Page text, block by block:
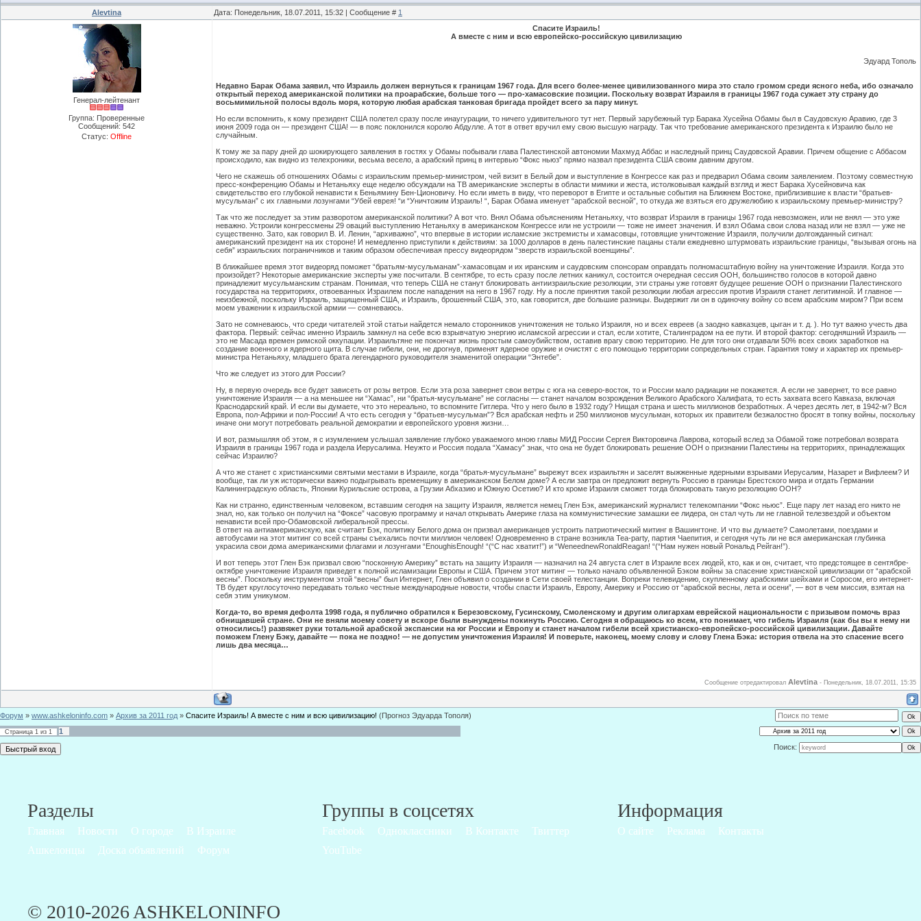
Alevtina Дата: Понедельник, 18.07.2011, 15:32 | Сообщение # 1
Генерал-лейтенант
Группа: Проверенные
Сообщений: 542
Статус: Offline
Спасите Израиль!
А вместе с ним и всю европейско-российскую цивилизацию
Эдуард Тополь
Недавно Барак Обама заявил, что Израиль должен вернуться к границам 1967 года. Для всего более-менее цивилизованного мира это стало громом среди ясного неба, ибо означало
открытый переход американской политики на проарабские, больше того — про-хамасовские позиции. Поскольку возврат Израиля в границы 1967 года сужает эту страну до
восьмимильной полосы вдоль моря, которую любая арабская танковая бригада пройдет всего за пару минут.
Но если вспомнить, к кому президент США полетел сразу после инаугурации, то ничего удивительного тут нет. Первый зарубежный тур Барака Хусейна Обамы был в Саудовскую Аравию, где 3
июня 2009 года он — президент США! — в пояс поклонился королю Абдулле. А тот в ответ вручил ему свою высшую награду. Так что требование американского президента к Израилю было не
случайным.
К тому же за пару дней до шокирующего заявления в гостях у Обамы побывали глава Палестинской автономии Махмуд Аббас и наследный принц Саудовской Аравии. Причем общение с Аббасом
происходило, как видно из телехроники, весьма весело, а арабский принц в интервью “Фокс ньюз” прямо назвал президента США своим давним другом.
Чего не скажешь об отношениях Обамы с израильским премьер-министром, чей визит в Белый дом и выступление в Конгрессе как раз и предварил Обама своим заявлением. Поэтому совместную
пресс-конференцию Обамы и Нетаньяху еще неделю обсуждали на ТВ американские эксперты в области мимики и жеста, истолковывая каждый взгляд и жест Барака Хусейновича как
свидетельство его глубокой ненависти к Беньямину Бен-Ционовичу. Но если иметь в виду, что переворот в Египте и остальные события на Ближнем Востоке, приблизившие к власти “братьев-
мусульман” с их главными лозунгами “Убей еврея! “и “Уничтожим Израиль! “, Барак Обама именует “арабской весной”, то откуда же взяться его дружелюбию к израильскому премьер-министру?
Так что же последует за этим разворотом американской политики? А вот что. Внял Обама объяснениям Нетаньяху, что возврат Израиля в границы 1967 года невозможен, или не внял — это уже
неважно. Устроили конгрессмены 29 оваций выступлению Нетаньяху в американском Конгрессе или не устроили — тоже не имеет значения. И взял Обама свои слова назад или не взял — уже не
существенно. Зато, как говорил В. И. Ленин, “архиважно”, что впервые в истории исламские экстремисты и хамасовцы, готовящие уничтожение Израиля, получили долгожданный сигнал:
американский президент на их стороне! И немедленно приступили к действиям: за 1000 долларов в день палестинские пацаны стали ежедневно штурмовать израильские границы, “вызывая огонь на
себя” израильских пограничников и таким образом обеспечивая прессу видеорядом “зверств израильской военщины”.
В ближайшее время этот видеоряд поможет “братьям-мусульманам”-хамасовцам и их иранским и саудовским спонсорам оправдать полномасштабную войну на уничтожение Израиля. Когда это
произойдет? Некоторые американские эксперты уже посчитали. В сентябре, то есть сразу после летних каникул, состоится очередная сессия ООН, большинство голосов в которой давно
принадлежит мусульманским странам. Понимая, что теперь США не станут блокировать антиизраильские резолюции, эти страны уже готовят будущее решение ООН о признании Палестинского
государства на территориях, отвоеванных Израилем после нападения на него в 1967 году. Ну а после принятия такой резолюции любая агрессия против Израиля станет легитимной. И главное —
неизбежной, поскольку Израиль, защищенный США, и Израиль, брошенный США, это, как говорится, две большие разницы. Выдержит ли он в одиночку войну со всем арабским миром? При всем
моем уважении к израильской армии — сомневаюсь.
Зато не сомневаюсь, что среди читателей этой статьи найдется немало сторонников уничтожения не только Израиля, но и всех евреев (а заодно кавказцев, цыган и т. д. ). Но тут важно учесть два
фактора. Первый: сейчас именно Израиль замкнул на себе всю взрывчатую энергию исламской агрессии и стал, если хотите, Сталинградом на ее пути. И второй фактор: сегодняшний Израиль —
это не Масада времен римской оккупации. Израильтяне не покончат жизнь простым самоубийством, оставив врагу свою территорию. Не для того они отдавали 50% всех своих заработков на
создание военного и ядерного щита. В случае гибели, они, не дрогнув, применят ядерное оружие и очистят с его помощью территории сопредельных стран. Гарантия тому и характер их премьер-
министра Нетаньяху, младшего брата легендарного руководителя знаменитой операции “Энтебе”.
Что же следует из этого для России?
Ну, в первую очередь все будет зависеть от розы ветров. Если эта роза завернет свои ветры с юга на северо-восток, то и России мало радиации не покажется. А если не завернет, то все равно
уничтожение Израиля — а на меньшее ни “Хамас”, ни “братья-мусульмане” не согласны — станет началом возрождения Великого Арабского Халифата, то есть захвата всего Кавказа, включая
Краснодарский край. И если вы думаете, что это нереально, то вспомните Гитлера. Что у него было в 1932 году? Нищая страна и шесть миллионов безработных. А через десять лет, в 1942-м? Вся
Европа, пол-Африки и пол-России! А что есть сегодня у “братьев-мусульман”? Вся арабская нефть и 250 миллионов мусульман, которых их правители безжалостно бросят в топку войны, поскольку
иначе они могут потребовать реальной демократии и европейского уровня жизни…
И вот, размышляя об этом, я с изумлением услышал заявление глубоко уважаемого мною главы МИД России Сергея Викторовича Лаврова, который вслед за Обамой тоже потребовал возврата
Израиля в границы 1967 года и раздела Иерусалима. Неужто и Россия подала “Хамасу” знак, что она не будет блокировать решение ООН о признании Палестины на территориях, принадлежащих
сейчас Израилю?
А что же станет с христианскими святыми местами в Израиле, когда “братья-мусульмане” вырежут всех израильтян и заселят выжженные ядерными взрывами Иерусалим, Назарет и Вифлеем? И
вообще, так ли уж исторически важно подыгрывать временщику в американском Белом доме? А если завтра он предложит вернуть Россию в границы Брестского мира и отдать Германии
Калининградскую область, Японии Курильские острова, а Грузии Абхазию и Южную Осетию? И кто кроме Израиля сможет тогда блокировать такую резолюцию ООН?
Как ни странно, единственным человеком, вставшим сегодня на защиту Израиля, является немец Глен Бэк, американский журналист телекомпании “Фокс ньюс”. Еще пару лет назад его никто не
знал, но, как только он получил на “Фоксе” часовую программу и начал открывать Америке глаза на коммунистические замашки ее лидера, он стал чуть ли не главной телезвездой и объектом
ненависти всей про-Обамовской либеральной прессы.
В ответ на антиамериканскую, как считает Бэк, политику Белого дома он призвал американцев устроить патриотический митинг в Вашингтоне. И что вы думаете? Самолетами, поездами и
автобусами на этот митинг со всей страны съехались почти миллион человек! Одновременно в стране возникла Tea-party, партия Чаепития, и сегодня чуть ли не вся американская глубинка
украсила свои дома американскими флагами и лозунгами “EnoughisEnough! “(“C нас хватит!”) и “WeneednewRonaldReagan! “(“Нам нужен новый Рональд Рейган!”).
И вот теперь этот Глен Бэк призвал свою “посконную Америку” встать на защиту Израиля — назначил на 24 августа слет в Израиле всех людей, кто, как и он, считает, что предстоящее в сентябре-
октябре уничтожение Израиля приведет к полной исламизации Европы и США. Причем этот митинг — только начало объявленной Бэком войны за спасение христианской цивилизации от “арабской
весны”. Поскольку инструментом этой “весны” был Интернет, Глен объявил о создании в Сети своей телестанции. Вопреки телевидению, скупленному арабскими шейхами и Соросом, его интернет-
ТВ будет круглосуточно передавать только честные международные новости, чтобы спасти Израиль, Европу, Америку и Россию от “арабской весны, лета и осени”, — вот в чем миссия, взятая на
себя этим уникумом.
Когда-то, во время дефолта 1998 года, я публично обратился к Березовскому, Гусинскому, Смоленскому и другим олигархам еврейской национальности с призывом помочь враз
обнищавшей стране. Они не вняли моему совету и вскоре были вынуждены покинуть Россию. Сегодня я обращаюсь ко всем, кто понимает, что гибель Израиля (как бы вы к нему ни
относились!) развяжет руки тотальной арабской экспансии на юг России и Европу и станет началом гибели всей христианско-европейско-российской цивилизации. Давайте
поможем Глену Бэку, давайте — пока не поздно! — не допустим уничтожения Израиля! И поверьте, наконец, моему слову и слову Глена Бэка: история отвела на это спасение всего
лишь два месяца…
Сообщение отредактировал Alevtina - Понедельник, 18.07.2011, 15:35
Форум » www.ashkeloninfo.com » Архив за 2011 год » Спасите Израиль! А вместе с ним и всю цивилизацию! (Прогноз Эдуарда Тополя)
Страница 1 из 1
1
Поиск:
Разделы
Главная Новости О городе
В Израиле
Ашкелонцы
Доска объявлений Форум
Группы в соцсетях
Facebook Одноклассники В Контакте
Твиттер
YouTube
Информация
О сайте Реклама Контакты
© 2010-2026 ASHKELONINFO